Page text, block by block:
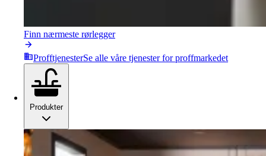
Finn nærmeste rørlegger
ProfftjenesterSe alle våre tjenester for proffmarkedet
Produkter